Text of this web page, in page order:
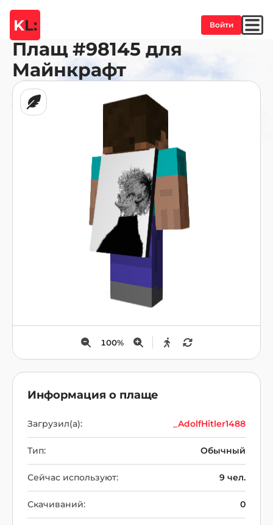
KL: Войти
Плащ #98145 для
Майнкрафт
100%
Информация о плаще
Загрузил(а): _AdolfHitler1488
Тип: Обычный
Сейчас используют: 9 чел.
Скачиваний: 0